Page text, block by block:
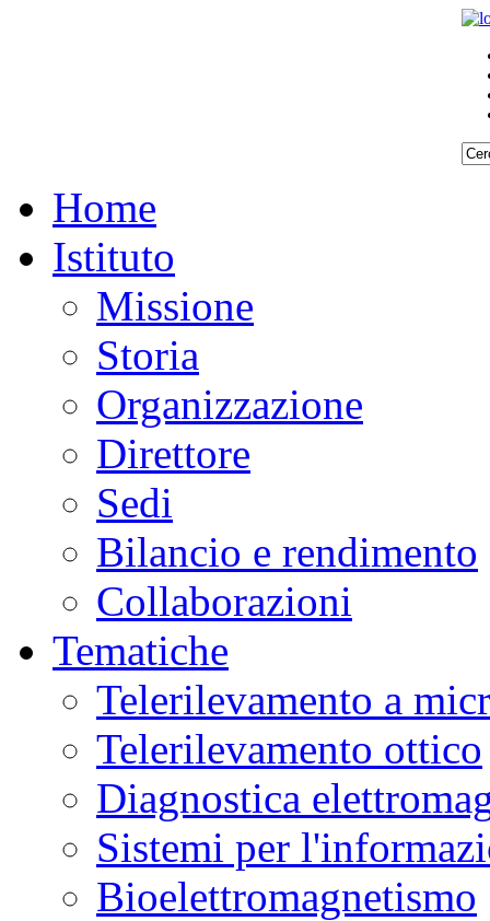
Home
Istituto
Missione
Storia
Organizzazione
Direttore
Sedi
Bilancio e rendimento
Collaborazioni
Tematiche
Telerilevamento a
Telerilevamento ottico
Diagnostica
Sistemi per
Bioelettromagnetismo